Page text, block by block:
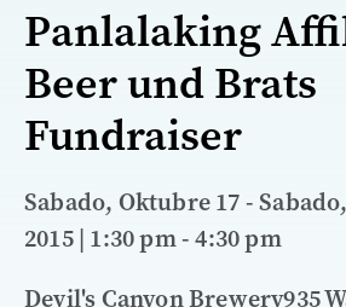
Panlalaking
Beer und Brats
Fundraiser
Sabado, Oktubre 17 -
2015 | 1:30 pm - 4:30 pm
Devil's Canyon Brewery935